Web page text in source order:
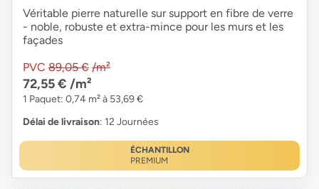
Véritable pierre naturelle sur support en fibre de verre
- noble, robuste et extra-mince pour les murs et les
façades
PVC 89,05 € /m²
72,55 € /m²
1 Paquet: 0,74 m² à 53,69 €
Délai de livraison: 12 Journées
ÉCHANTILLON
PREMIUM